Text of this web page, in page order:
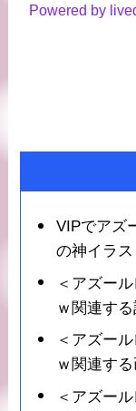
Powered by
VIPでアズ
の神イラ
＜アズー
ｗ関連する
＜アズー
ｗ関連する
＜アズー